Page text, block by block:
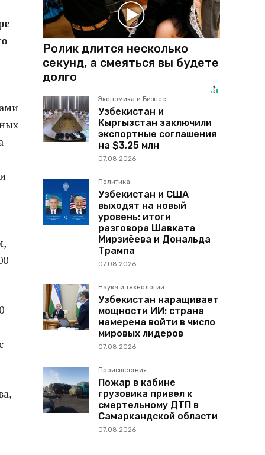
Ролик длится несколько
секунд, а смеяться вы будете
долго
Экономика и Бизнес
Узбекистан и
Кыргызстан заключили
экспортные соглашения
на $3,25 млн
07.08.2026
Политика
Узбекистан и США
выходят на новый
уровень: итоги
разговора Шавката
Мирзиёева и Дональда
Трампа
07.08.2026
Наука и технологии
Узбекистан наращивает
мощности ИИ: страна
намерена войти в число
мировых лидеров
07.08.2026
Происшествия
Пожар в кабине
грузовика привел к
смертельному ДТП в
Самаркандской области
07.08.2026